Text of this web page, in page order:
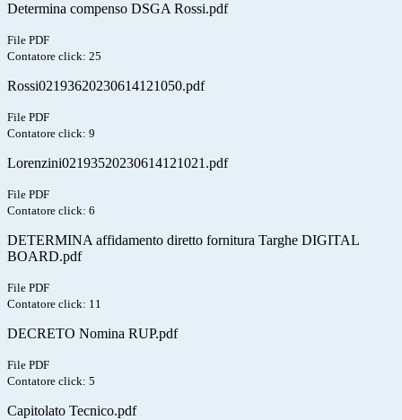
Determina compenso DSGA Rossi.pdf
File PDF
Contatore click: 25
Rossi02193620230614121050.pdf
File PDF
Contatore click: 9
Lorenzini02193520230614121021.pdf
File PDF
Contatore click: 6
DETERMINA affidamento diretto fornitura Targhe DIGITAL
BOARD.pdf
File PDF
Contatore click: 11
DECRETO Nomina RUP.pdf
File PDF
Contatore click: 5
Capitolato Tecnico.pdf